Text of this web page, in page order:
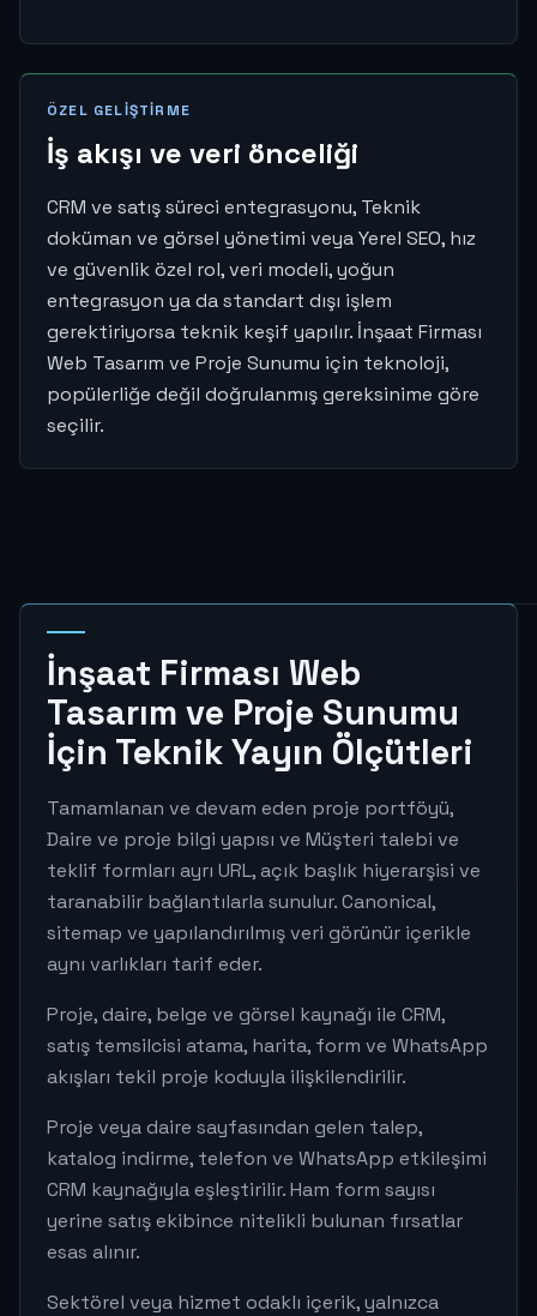
ÖZEL GELIŞTIRME
İş akışı ve veri önceliği
CRM ve satış süreci entegrasyonu, Teknik
doküman ve görsel yönetimi veya Yerel SEO, hız
ve güvenlik özel rol, veri modeli, yoğun
entegrasyon ya da standart dışı işlem
gerektiriyorsa teknik keşif yapılır. İnşaat Firması
Web Tasarım ve Proje Sunumu için teknoloji,
popülerliğe değil doğrulanmış gereksinime göre
seçilir.
İnşaat Firması Web
Tasarım ve Proje Sunumu
İçin Teknik Yayın Ölçütleri
Tamamlanan ve devam eden proje portföyü,
Daire ve proje bilgi yapısı ve Müşteri talebi ve
teklif formları ayrı URL, açık başlık hiyerarşisi ve
taranabilir bağlantılarla sunulur. Canonical,
sitemap ve yapılandırılmış veri görünür içerikle
aynı varlıkları tarif eder.
Proje, daire, belge ve görsel kaynağı ile CRM,
satış temsilcisi atama, harita, form ve WhatsApp
akışları tekil proje koduyla ilişkilendirilir.
Proje veya daire sayfasından gelen talep,
katalog indirme, telefon ve WhatsApp etkileşimi
CRM kaynağıyla eşleştirilir. Ham form sayısı
yerine satış ekibince nitelikli bulunan fırsatlar
esas alınır.
Sektörel veya hizmet odaklı içerik, yalnızca